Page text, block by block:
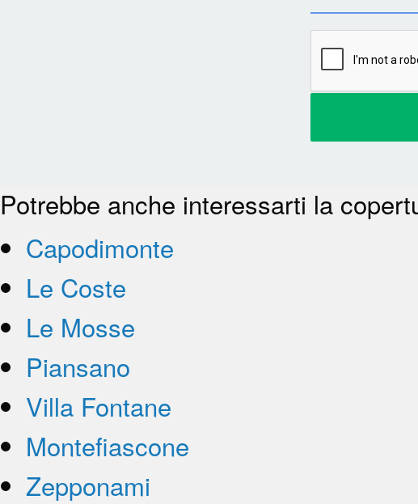
Potrebbe anche interessarti la
Capodimonte
Le Coste
Le Mosse
Piansano
Villa Fontane
Montefiascone
Zepponami